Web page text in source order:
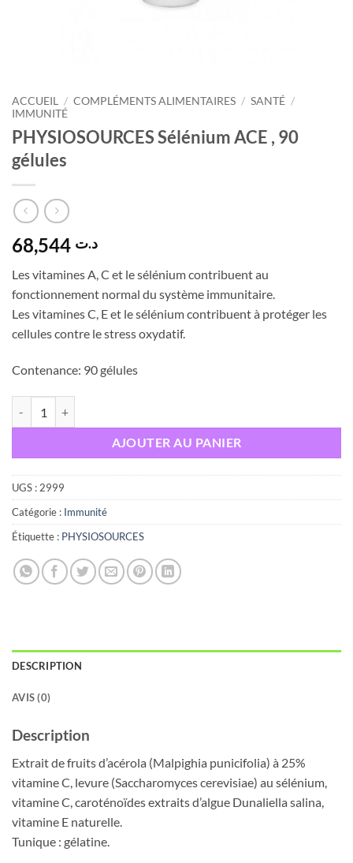
ACCUEIL / COMPLÉMENTS ALIMENTAIRES / SANTÉ /
IMMUNITÉ
PHYSIOSOURCES Sélénium ACE , 90
gélules
د.ت
Les vitamines A, C et le sélénium contribuent au
fonctionnement normal du système immunitaire.
Les vitamines C, E et le sélénium contribuent à protéger les
cellules contre le stress oxydatif.
Contenance: 90 gélules
AJOUTER AU PANIER
UGS : 2999
Catégorie : Immunité
Étiquette : PHYSIOSOURCES
DESCRIPTION
AVIS (0)
Description
Extrait de fruits d’acérola (Malpighia punicifolia) à 25%
vitamine C, levure (Saccharomyces cerevisiae) au sélénium,
vitamine C, caroténoïdes extraits d’algue Dunaliella salina,
vitamine E naturelle.
Tunique : gélatine.